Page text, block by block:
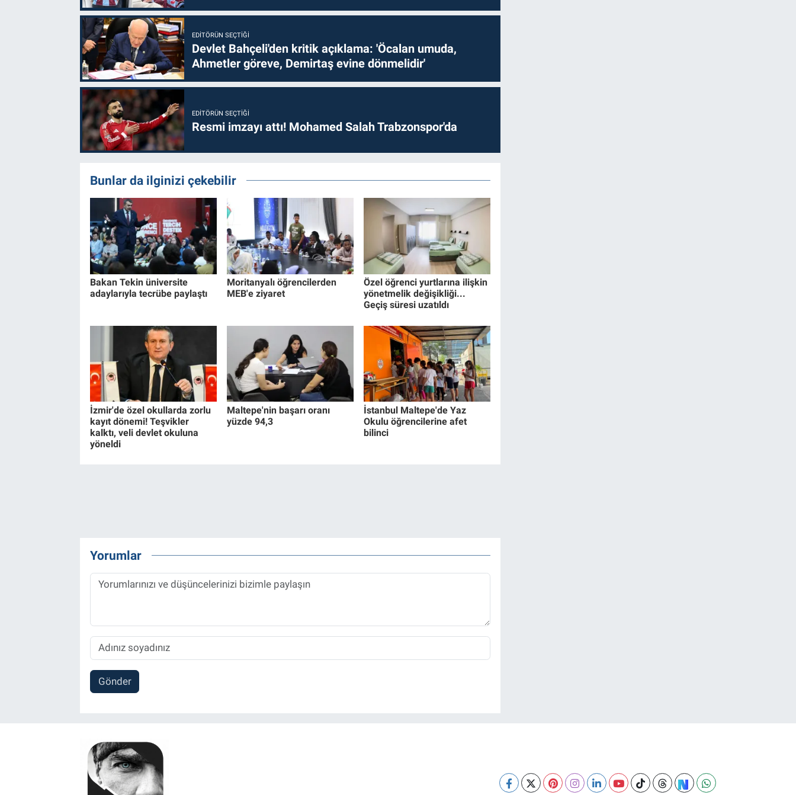
EDITÖRÜN SEÇTIĞI
Devlet Bahçeli'den kritik açıklama: 'Öcalan umuda,
Ahmetler göreve, Demirtaş evine dönmelidir'
EDITÖRÜN SEÇTIĞI
Resmi imzayı attı! Mohamed Salah Trabzonspor'da
Bunlar da ilginizi çekebilir
Bakan Tekin üniversite
adaylarıyla tecrübe paylaştı
Moritanyalı öğrencilerden
MEB'e ziyaret
Özel öğrenci yurtlarına ilişkin
yönetmelik değişikliği...
Geçiş süresi uzatıldı
İzmir'de özel okullarda zorlu
kayıt dönemi! Teşvikler
kalktı, veli devlet okuluna
yöneldi
Maltepe'nin başarı oranı
yüzde 94,3
İstanbul Maltepe'de Yaz
Okulu öğrencilerine afet
bilinci
Yorumlar
Gönder